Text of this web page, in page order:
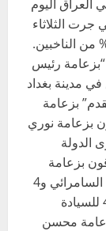
العراق اليوم
جرت الثلاثاء
“بزعامة رئيس
مدينة بغداد
حزب “تقدم” بزعامة
القانون بزعامة نوري
قوى الدولة
و5 لحركة صادقون بزعامة
قيس الخزعلي و5 لتحالف عزم بزعامة مثنى السامرائي و4
لائتلاف لمنظمة بدر بزعامة هادي العامري و4 للسيادة
بزعامة محسن